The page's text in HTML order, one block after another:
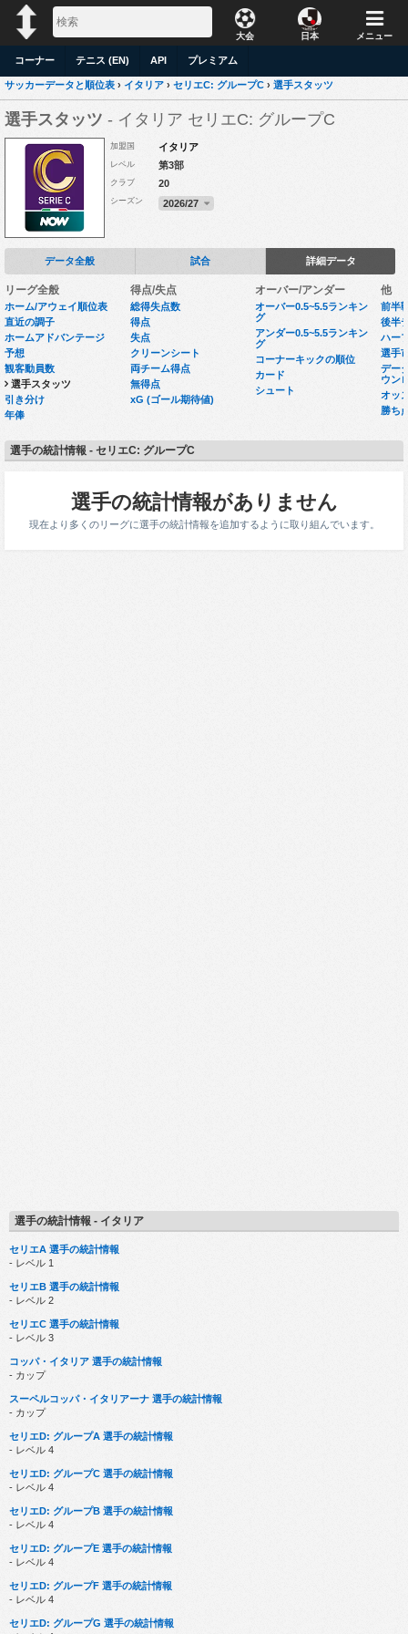
大会 日本 メニュー
コーナー テニス (EN) API プレミアム
サッカーデータと順位表 › イタリア › セリエC: グループC › 選手スタッツ
選手スタッツ - イタリア セリエC: グループC
加盟国 イタリア
レベル 第3部
クラブ 20
シーズン 2026/27
データ全般 試合 詳細データ
リーグ全般
ホーム/アウェイ順位表
直近の調子
ホームアドバンテージ
予想
観客動員数
選手スタッツ
引き分け
年俸
得点/失点
総得失点数
得点
失点
クリーンシート
両チーム得点
無得点
xG (ゴール期待値)
オーバー/アンダー
オーバー0.5~5.5ランキン
グ
アンダー0.5~5.5ランキン
グ
コーナーキックの順位
カード
シュート
他
前半
後半
ハー
選手
デー
ウン
オッ
勝ち
選手の統計情報 - セリエC: グループC
選手の統計情報がありません
現在より多くのリーグに選手の統計情報を追加するように取り組んでいます。
選手の統計情報 - イタリア
セリエA 選手の統計情報
- レベル 1
セリエB 選手の統計情報
- レベル 2
セリエC 選手の統計情報
- レベル 3
コッパ・イタリア 選手の統計情報
- カップ
スーペルコッパ・イタリアーナ 選手の統計情報
- カップ
セリエD: グループA 選手の統計情報
- レベル 4
セリエD: グループC 選手の統計情報
- レベル 4
セリエD: グループB 選手の統計情報
- レベル 4
セリエD: グループE 選手の統計情報
- レベル 4
セリエD: グループF 選手の統計情報
- レベル 4
セリエD: グループG 選手の統計情報